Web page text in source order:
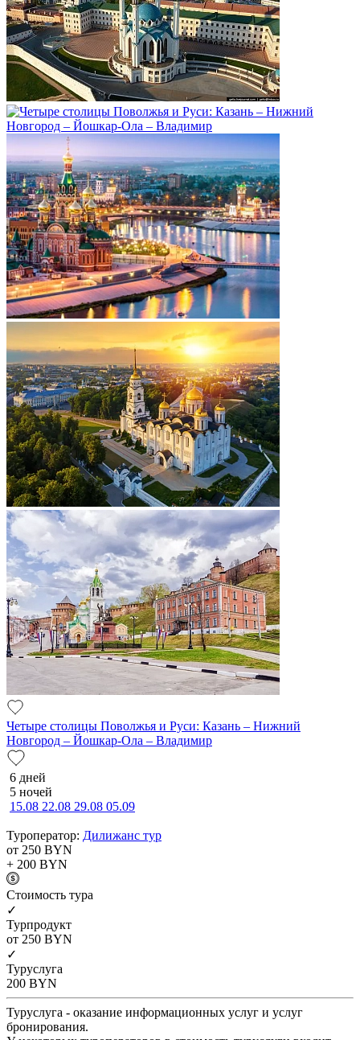
Четыре столицы Поволжья и Руси: Казань – Нижний
Новгород – Йошкар-Ола – Владимир
6 дней
5 ночей
15.08 22.08 29.08 05.09
Туроператор: Дилижанс тур
от 250 BYN
+ 200 BYN
Cтоимость тура
✓
Турпродукт
от 250 BYN
✓
Туруслуга
200 BYN
Туруслуга - оказание информационных услуг и услуг
бронирования.